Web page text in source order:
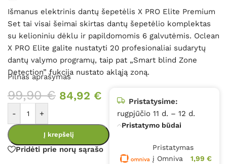
Išmanus elektrinis dantų šepetėlis X PRO Elite Premium
Set tai visai šeimai skirtas dantų šepetėlio komplektas
su kelioniniu dėklu ir papildomomis 6 galvutėmis. Oclean
X PRO Elite galite nustatyti 20 profesionaliai sudarytų
dantų valymo programų, taip pat „Smart blind Zone
Detection” fukcija nustato akląją zoną.
Pilnas aprašymas
99,90€ 84,92 €
- +
Į krepšelį
Pridėti prie norų sąrašo
Pristatysime:
rugpjūčio 11 d. – 12 d.
Pristatymo būdai
Pristatymas
į Omniva
1,99 €